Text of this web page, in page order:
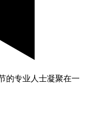
的专业人士凝聚在一